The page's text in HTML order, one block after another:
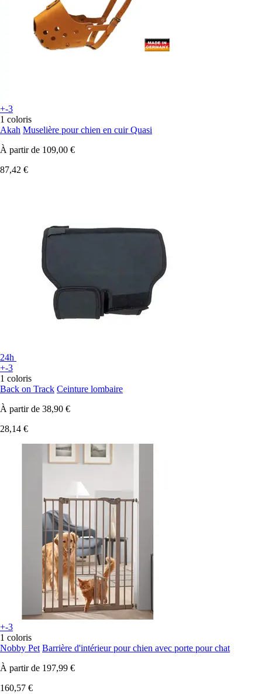
+-3
1 coloris
Akah Muselière pour chien en cuir Quasi
À partir de 109,00 €
87,42 €
24h
+-3
1 coloris
Back on Track Ceinture lombaire
À partir de 38,90 €
28,14 €
+-3
1 coloris
Nobby Pet Barrière d'intérieur pour chien avec porte pour chat
À partir de 197,99 €
160,57 €